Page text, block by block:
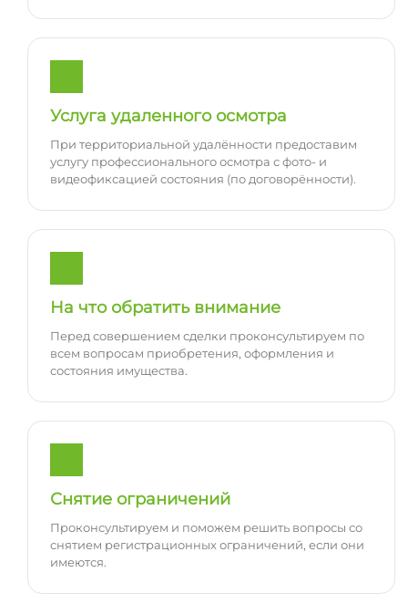
Услуга удаленного осмотра
При территориальной удалённости предоставим
услугу профессионального осмотра с фото- и
видеофиксацией состояния (по договорённости).
На что обратить внимание
Перед совершением сделки проконсультируем по
всем вопросам приобретения, оформления и
состояния имущества.
Снятие ограничений
Проконсультируем и поможем решить вопросы со
снятием регистрационных ограничений, если они
имеются.